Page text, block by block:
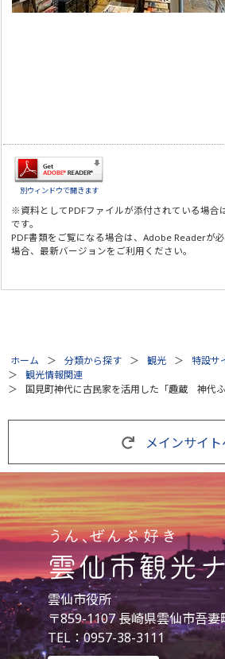
別ウィンドウで開きます
※資料としてPDFファイルが添付されている場合
です。
PDF書類をご覧になる場合は、Adobe Readerが
場合、最新バージョンをご利用ください。
ホーム 分類から探す 観光
特設サ
観光情報関連
国見町神代に古民家を活用した「趣蔵 神代
メインサイト
雲仙市役所
〒859-1107 長崎県雲仙市吾
TEL：0957-38-3111